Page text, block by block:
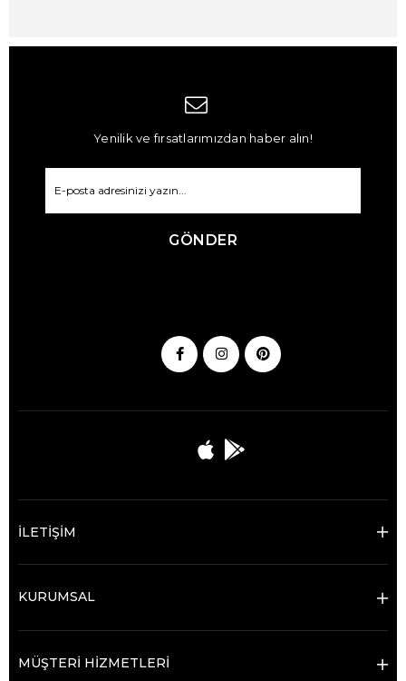
Yenilik ve fırsatlarımızdan haber alın!
GÖNDER
İLETİŞİM
KURUMSAL
MÜŞTERİ HİZMETLERİ